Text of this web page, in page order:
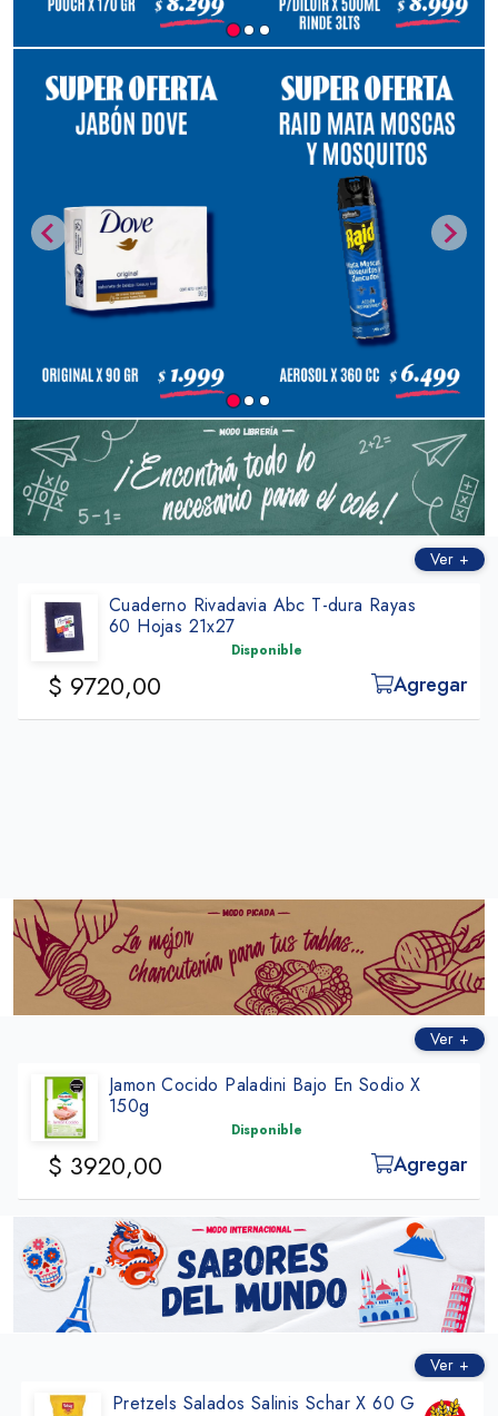
Ver +
Cuad Rivadavia Cuadros 1x1cm Azul
98 Hojas 19x23cm
$ 12.770,00
Ver +
Jamon Cocido Paladini Bajo En Sodio X
150g
Disponible
$ 3920,00 Agregar
Ver +
Pretzels Salados Salinis Schar X 60 G